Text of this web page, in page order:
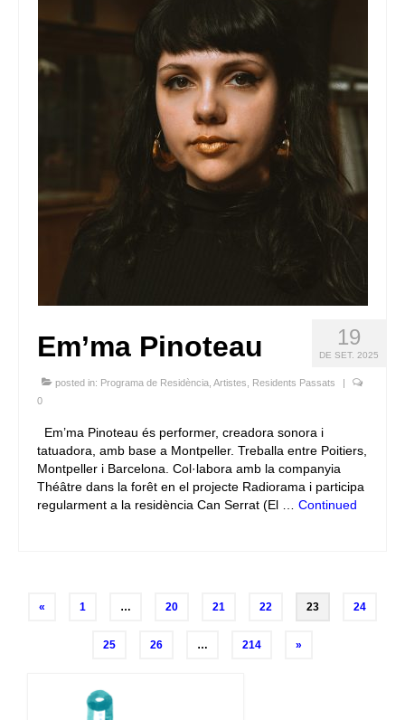
19
DE SET. 2025
Em’ma Pinoteau
posted in: Programa de Residència Artistes Residents Passats
|
0
Em’ma Pinoteau és performer, creadora sonora i
tatuadora, amb base a Montpeller. Treballa entre Poitiers,
Montpeller i Barcelona. Col·labora amb la companyia
Théâtre dans la forêt en el projecte Radiorama i participa
regularment a la residència Can Serrat (El … Continued
Posts
navigation
« 1 … 20 21 22 23 24
25 26 … 214 »